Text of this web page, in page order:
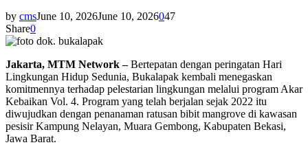
by cmsJune 10, 2026June 10, 2026047
Share0
Jakarta, MTM Network –Bertepatan dengan peringatan Hari
Lingkungan Hidup Sedunia, Bukalapak kembali menegaskan
komitmennya terhadap pelestarian lingkungan melalui program Akar
Kebaikan Vol. 4. Program yang telah berjalan sejak 2022 itu
diwujudkan dengan penanaman ratusan bibit mangrove di kawasan
pesisir Kampung Nelayan, Muara Gembong, Kabupaten Bekasi,
Jawa Barat.